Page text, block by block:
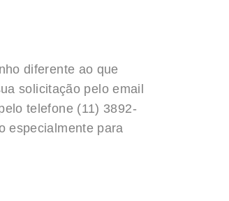
diferente ao que
solicitação pelo email
telefone (11) 3892-
especialmente para